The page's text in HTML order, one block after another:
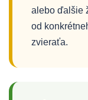
alebo ďalšie
od
zvieraťa.